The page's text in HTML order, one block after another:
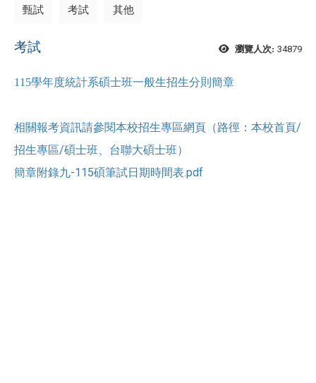
甄試 考試 其他
瀏覽人次: 34879
考試
115學年度統計系碩士班一般生招生分則簡章
相關報考資訊請參閱本校招生專區網頁（路徑：本校首頁/
招生專區/碩士班、台聯大碩士班）
簡章附錄九-115碩筆試日期時間表.pdf